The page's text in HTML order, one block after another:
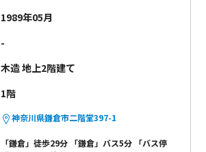
1989年05月
-
木造 地上2階建て
1階
神奈川県鎌倉市二階堂397-1
「鎌倉」徒歩29分 「鎌倉」バス5分 「バス停